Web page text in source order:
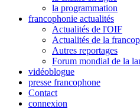
la programmation
francophonie actualités
Actualités de l'OIF
Actualités de la
Autres reportages
Forum mondial de la
vidéoblogue
presse francophone
Contact
connexion